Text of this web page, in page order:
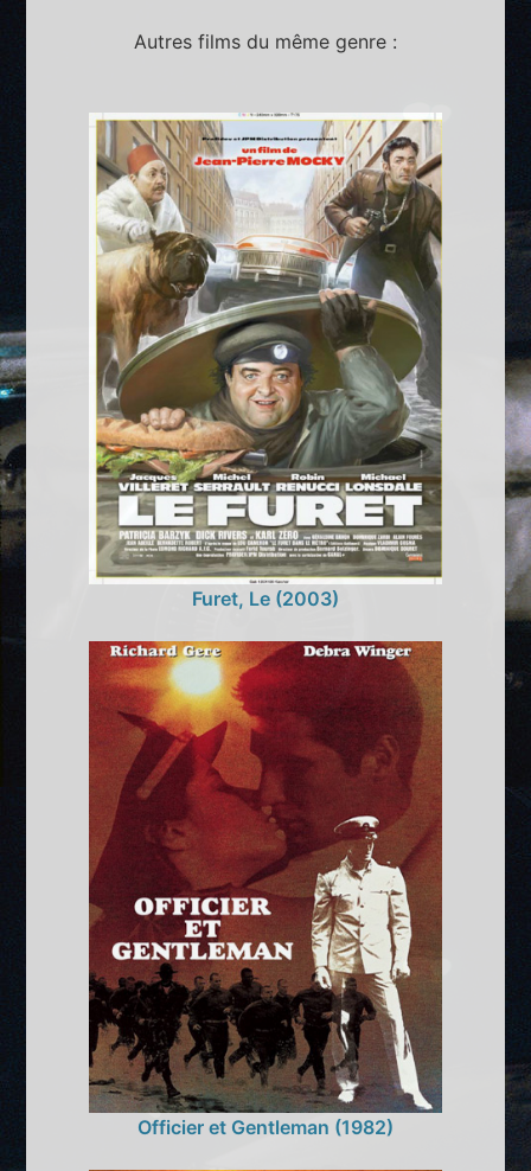
Autres films du même genre :
Furet, Le (2003)
Officier et Gentleman (1982)